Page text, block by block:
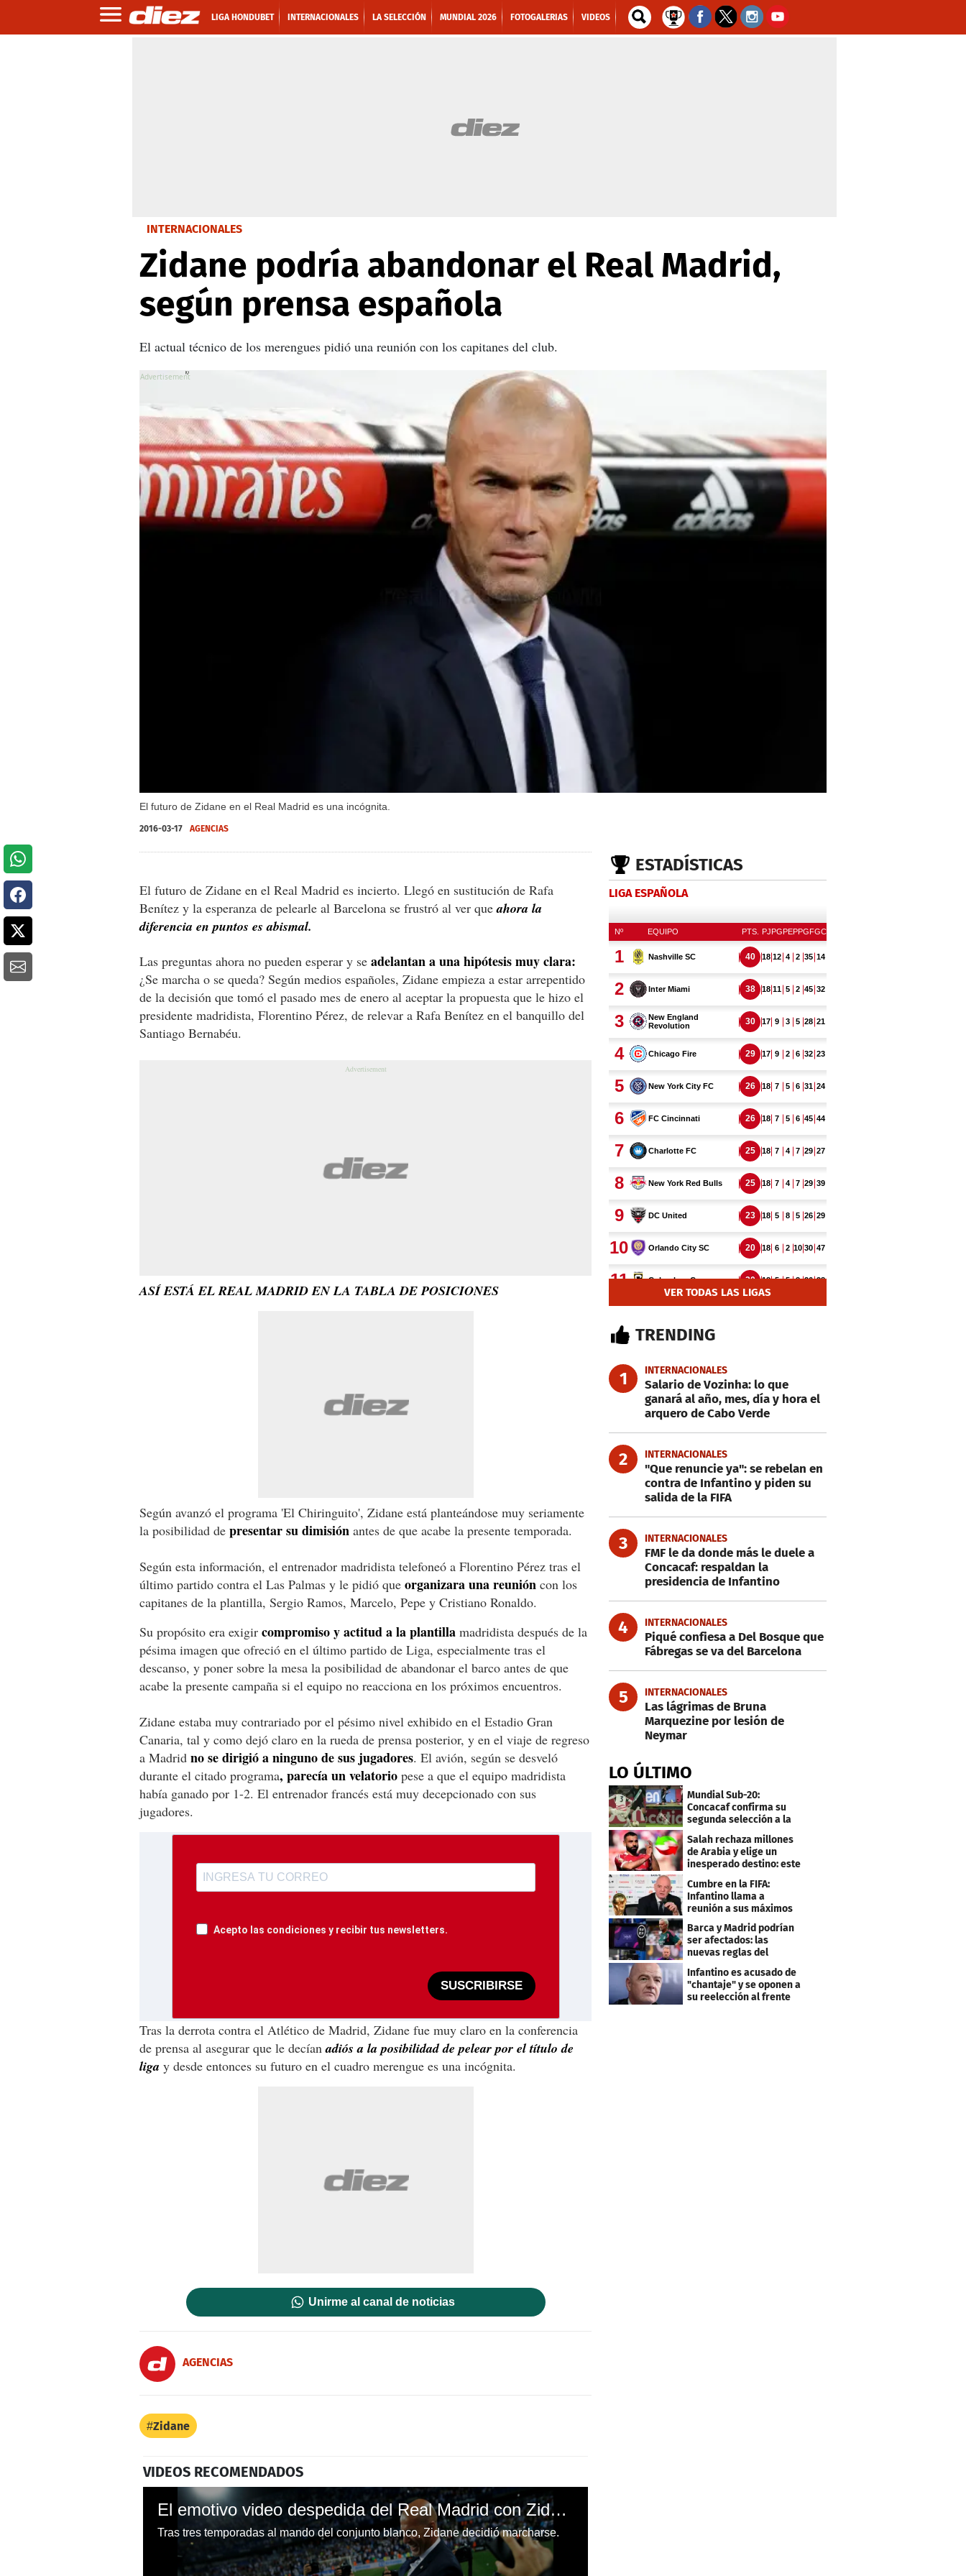
LIGA HONDUBET INTERNACIONALES LA SELECCIÓN MUNDIAL 2026 FOTOGALERIAS VIDEOS
INTERNACIONALES
Zidane podría abandonar el Real Madrid,
según prensa española
El actual técnico de los merengues pidió una reunión con los capitanes del club.
El futuro de Zidane en el Real Madrid es una incógnita.
X
2016-03-17 AGENCIAS
El futuro de Zidane en el Real Madrid es incierto. Llegó en sustitución de Rafa
Benítez y la esperanza de pelearle al Barcelona se frustró al ver queahora la
diferencia en puntos es abismal.
Las preguntas ahora no pueden esperar y se adelantan a una hipótesis muy clara:
¿Se marcha o se queda? Según medios españoles, Zidane empieza a estar arrepentido
de la decisión que tomó el pasado mes de enero al aceptar la propuesta que le hizo el
presidente madridista, Florentino Pérez, de relevar a Rafa Benítez en el banquillo del
Santiago Bernabéu.
ASÍ ESTÁ EL REAL MADRID EN LA TABLA DE POSICIONES
Según avanzó el programa 'El Chiringuito', Zidane está planteándose muy seriamente
la posibilidad de presentar su dimisión antes de que acabe la presente temporada.
Según esta información, el entrenador madridista telefoneó a Florentino Pérez tras el
último partido contra el Las Palmas y le pidió que organizara una reunión con los
capitanes de la plantilla, Sergio Ramos, Marcelo, Pepe y Cristiano Ronaldo.
Su propósito era exigir compromiso y actitud a la plantilla madridista después de la
pésima imagen que ofreció en el último partido de Liga, especialmente tras el
descanso, y poner sobre la mesa la posibilidad de abandonar el barco antes de que
acabe la presente campaña si el equipo no reacciona en los próximos encuentros.
Zidane estaba muy contrariado por el pésimo nivel exhibido en el Estadio Gran
Canaria, tal y como dejó claro en la rueda de prensa posterior, y en el viaje de regreso
a Madrid no se dirigió a ninguno de sus jugadores. El avión, según se desveló
durante el citado programa, parecía un velatorio pese a que el equipo madridista
había ganado por 1-2. El entrenador francés está muy decepcionado con sus
jugadores.
Acepto las condiciones y recibir tus newsletters.
SUSCRIBIRSE
Tras la derrota contra el Atlético de Madrid, Zidane fue muy claro en la conferencia
de prensa al asegurar que le decíanadiós a la posibilidad de pelear por el título de
liga y desde entonces su futuro en el cuadro merengue es una incógnita.
Unirme al canal de noticias
AGENCIAS
Zidane
VIDEOS RECOMENDADOS
El emotivo video despedida del Real Madrid con Zidane
Tras tres temporadas al mando del conjunto blanco, Zidane decidió marcharse.
ESTADÍSTICAS
LIGA ESPAÑOLA
VER TODAS LAS LIGAS
TRENDING
1 INTERNACIONALES
Salario de Vozinha: lo que
ganará al año, mes, día y hora el
arquero de Cabo Verde
2 INTERNACIONALES
"Que renuncie ya": se rebelan en
contra de Infantino y piden su
salida de la FIFA
3 INTERNACIONALES
FMF le da donde más le duele a
Concacaf: respaldan la
presidencia de Infantino
4 INTERNACIONALES
Piqué confiesa a Del Bosque que
Fábregas se va del Barcelona
5 INTERNACIONALES
Las lágrimas de Bruna
Marquezine por lesión de
Neymar
LO ÚLTIMO
Mundial Sub-20:
Concacaf confirma su
segunda selección a la
Copa del Mundo 2027
Salah rechaza millones
de Arabia y elige un
inesperado destino: este
será su club
Cumbre en la FIFA:
Infantino llama a
reunión a sus máximos
Barca y Madrid podrían
ser afectados: las
nuevas reglas del
arbitraje en LaLiga
Infantino es acusado de
"chantaje" y se oponen a
su reelección al frente